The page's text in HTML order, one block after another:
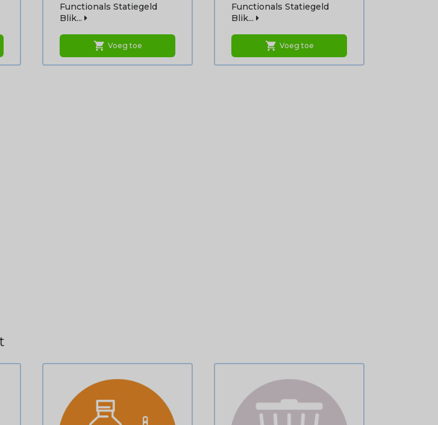
Functionals Statiegeld
Blik...
shopping_cart Voeg toe
Functionals Statiegeld
Blik...
shopping_cart Voeg toe